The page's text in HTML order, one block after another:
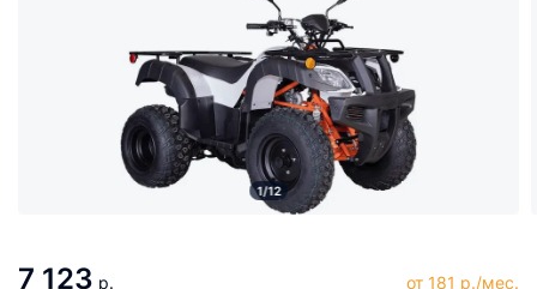
1/12
7 123 р. от 181 р./мес.